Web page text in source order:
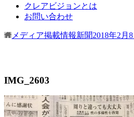
クレアビジョンとは
お問い合わせ
メディア掲載情報新聞2018年2
IMG_2603